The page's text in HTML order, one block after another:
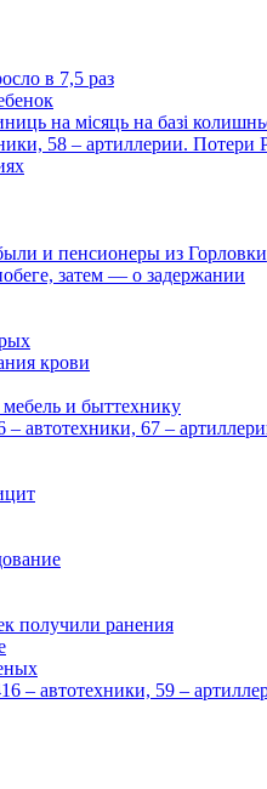
в 7,5 раз
на місяць на базі
58 – артиллерии.
и пенсионеры из Горловки
затем — о задержании
крови
и быттехнику
автотехники, 67 –
получили ранения
– автотехники, 59 –